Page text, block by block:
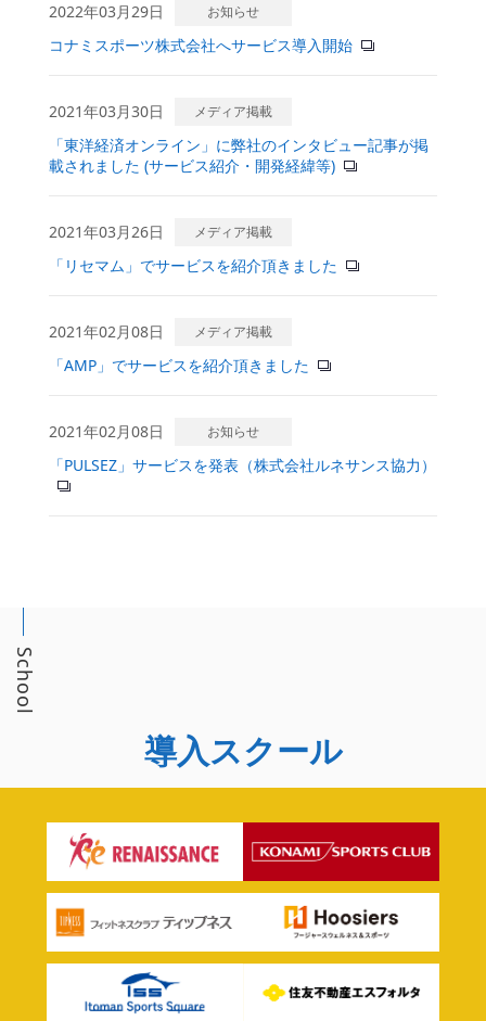
2022年03月29日 お知らせ
コナミスポーツ株式会社へサービス導入開始
2021年03月30日 メディア掲載
「東洋経済オンライン」に弊社のインタビュー記事が掲
載されました (サービス紹介・開発経緯等)
2021年03月26日 メディア掲載
「リセマム」でサービスを紹介頂きました
2021年02月08日 メディア掲載
「AMP」でサービスを紹介頂きました
2021年02月08日 お知らせ
「PULSEZ」サービスを発表（株式会社ルネサンス協力）
School
導入スクール